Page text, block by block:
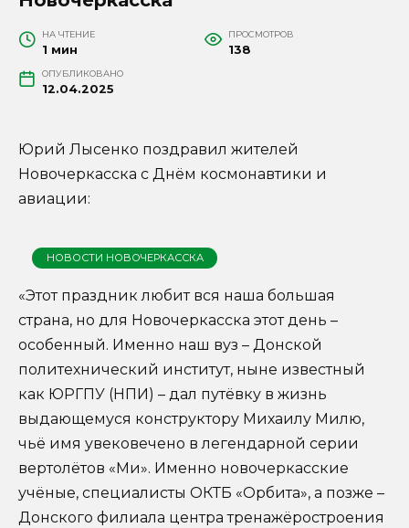
НА ЧТЕНИЕ
1 мин
ПРОСМОТРОВ
138
ОПУБЛИКОВАНО
12.04.2025
Юрий Лысенко поздравил жителей
Новочеркасска с Днём космонавтики и
авиации:
НОВОСТИ НОВОЧЕРКАССКА
«Этот праздник любит вся наша большая
страна, но для Новочеркасска этот день –
особенный. Именно наш вуз – Донской
политехнический институт, ныне известный
как ЮРГПУ (НПИ) – дал путёвку в жизнь
выдающемуся конструктору Михаилу Милю,
чьё имя увековечено в легендарной серии
вертолётов «Ми». Именно новочеркасские
учёные, специалисты ОКТБ «Орбита», а позже –
Донского филиала центра тренажёростроения